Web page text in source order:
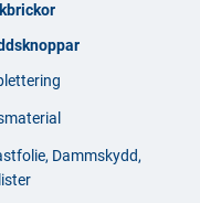
Dammskydd,